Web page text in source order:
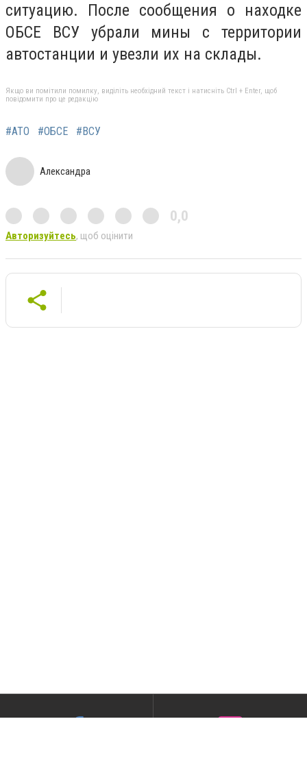
ситуацию. После сообщения о находке
ОБСЕ ВСУ убрали мины с территории
автостанции и увезли их на склады.
Якщо ви помітили помилку, виділіть необхідний текст і натисніть Ctrl + Enter, щоб
повідомити про це редакцію
#АТО #ОБСЕ #ВСУ
Александра
0,0
Авторизуйтесь, щоб оцінити